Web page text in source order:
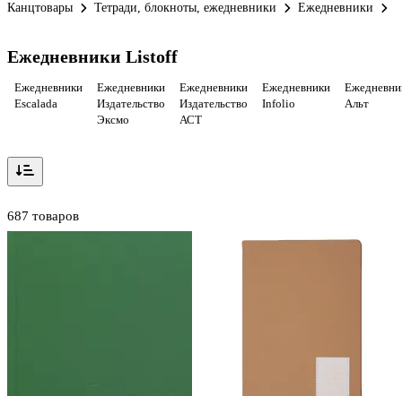
Канцтовары Тетради, блокноты, ежедневники Ежедневники
Ежедневники Listoff
Ежедневники
Escalada
Ежедневники
Издательство
Эксмо
Ежедневники
Издательство
АСТ
Ежедневники
Infolio
Альт
687 товаров